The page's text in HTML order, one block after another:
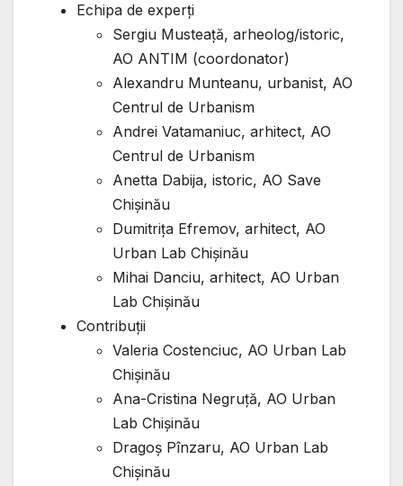
Echipa de experți
Sergiu Musteață, arheolog/istoric,
AO ANTIM (coordonator)
Alexandru Munteanu, urbanist, AO
Centrul de Urbanism
Andrei Vatamaniuc, arhitect, AO
Centrul de Urbanism
Anetta Dabija, istoric, AO Save
Chișinău
Dumitrița Efremov, arhitect, AO
Urban Lab Chișinău
Mihai Danciu, arhitect, AO Urban
Lab Chișinău
Contribuții
Valeria Costenciuc, AO Urban Lab
Chișinău
Ana-Cristina Negruță, AO Urban
Lab Chișinău
Dragoș Pînzaru, AO Urban Lab
Chișinău